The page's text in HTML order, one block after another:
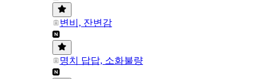
변비, 잔변감
명치 답답, 소화불량